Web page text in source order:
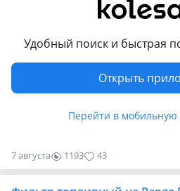
Удобный поиск и быстрая
Открыть
Перейти в мобильную
Toyota Camry 2001 - 2004 XV30
7 августа 1193 43